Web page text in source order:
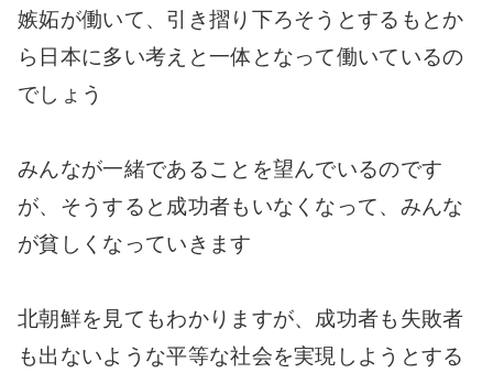
嫉妬が働いて、引き摺り下ろそうとするもとか
ら日本に多い考えと一体となって働いているの
でしょう
みんなが一緒であることを望んでいるのです
が、そうすると成功者もいなくなって、みんな
が貧しくなっていきます
北朝鮮を見てもわかりますが、成功者も失敗者
も出ないような平等な社会を実現しようとする